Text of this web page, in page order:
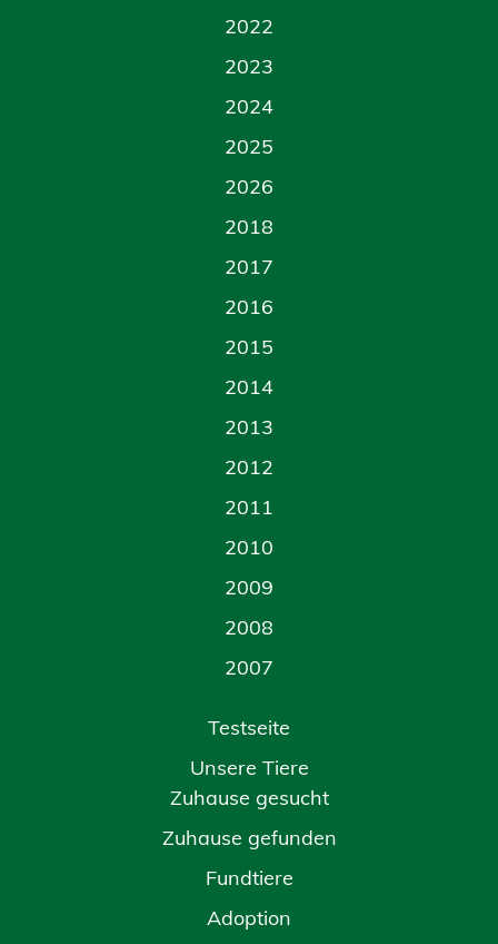
2022
2023
2024
2025
2026
2018
2017
2016
2015
2014
2013
2012
2011
2010
2009
2008
2007
Testseite
Unsere Tiere
Zuhause gesucht
Zuhause gefunden
Fundtiere
Adoption